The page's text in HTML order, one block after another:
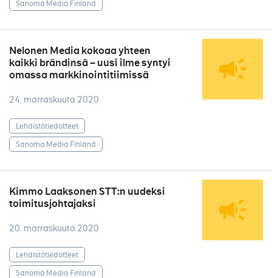
Sanoma Media Finland
Nelonen Media kokoaa yhteen
kaikki brändinsä – uusi ilme syntyi
omassa markkinointitiimissä
24. marraskuuta 2020
Lehdistötiedotteet
Sanoma Media Finland
Kimmo Laaksonen STT:n uudeksi
toimitusjohtajaksi
20. marraskuuta 2020
Lehdistötiedotteet
Sanoma Media Finland